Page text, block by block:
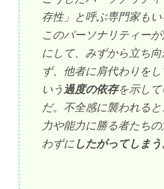
存性」と呼ぶ専門家も
このパーソナリティー
にして、みずから立ち
ず、他者に肩代わりを
いう 過度の依存を示し
だ。不全感に襲われる
力や能力に勝る者たち
わずに したがってしまう